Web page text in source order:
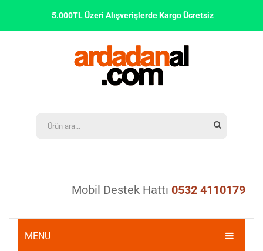
5.000TL Üzeri Alışverişlerde Kargo Ücretsiz
Mobil Destek Hattı 0532 4110179
MENU